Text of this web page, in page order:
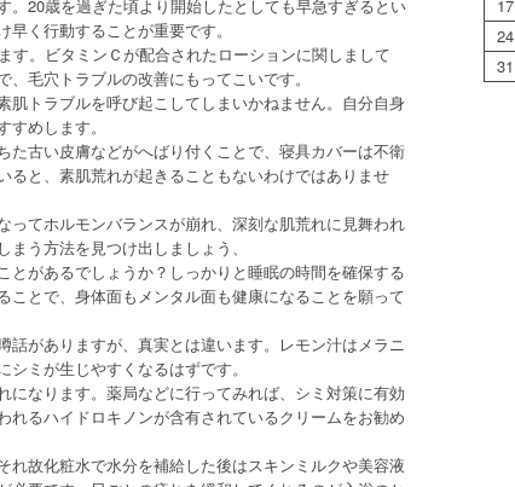
20歳を過ぎた頃より開始したとしても早急すぎるとい
く行動することが重要です。
す。ビタミンＣが配合されたローションに関しまして
毛穴トラブルの改善にもってこいです。
トラブルを呼び起こしてしまいかねません。自分自身
めします。
古い皮膚などがへばり付くことで、寝具カバーは不衛
と、素肌荒れが起きることもないわけではありませ
てホルモンバランスが崩れ、深刻な肌荒れに見舞われ
う方法を見つけ出しましょう、
とがあるでしょうか？しっかりと睡眠の時間を確保する
とで、身体面もメンタル面も健康になることを願って
話がありますが、真実とは違います。レモン汁はメラニ
ミが生じやすくなるはずです。
なります。薬局などに行ってみれば、シミ対策に有効
るハイドロキノンが含有されているクリームをお勧め
故化粧水で水分を補給した後はスキンミルクや美容液
17
24
31